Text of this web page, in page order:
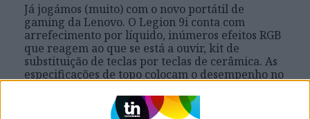
Já jogámos (muito) com o novo portátil de
gaming da Lenovo. O Legion 9i conta com
arrefecimento por líquido, inúmeros efeitos RGB
que reagem ao que se está a ouvir, kit de
substituição de teclas por teclas de cerâmica. As
especificações de topo colocam o desempenho no
adequeado a todas as carteiras.